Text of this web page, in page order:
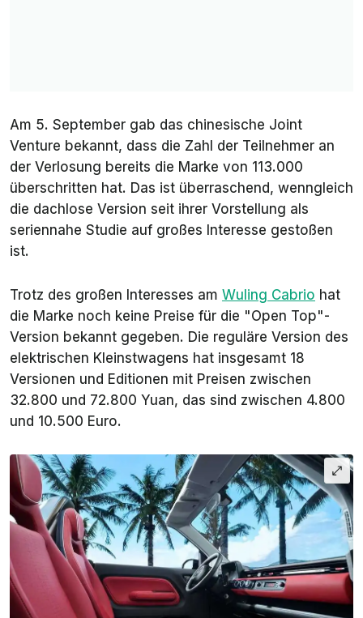
Am 5. September gab das chinesische Joint
Venture bekannt, dass die Zahl der Teilnehmer an
der Verlosung bereits die Marke von 113.000
überschritten hat. Das ist überraschend, wenngleich
die dachlose Version seit ihrer Vorstellung als
seriennahe Studie auf großes Interesse gestoßen
ist.
Trotz des großen Interesses am Wuling Cabrio hat
die Marke noch keine Preise für die "Open Top"-
Version bekannt gegeben. Die reguläre Version des
elektrischen Kleinstwagens hat insgesamt 18
Versionen und Editionen mit Preisen zwischen
32.800 und 72.800 Yuan, das sind zwischen 4.800
und 10.500 Euro.